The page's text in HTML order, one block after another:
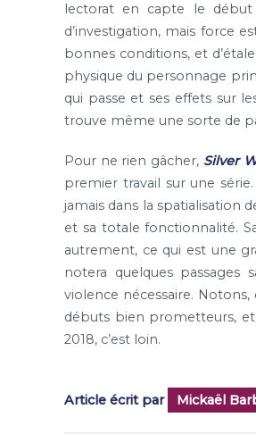
lectorat en capte le
d’investigation, mais force
bonnes conditions, et
physique du personnage
qui passe et ses effets sur
trouve même une sorte de
Pour ne rien gâcher, Silver
premier travail sur une
jamais dans la spatialisation
et sa totale fonctionnalité.
autrement, ce qui est une
notera quelques
violence nécessaire.
débuts bien prometteurs,
2018, c’est loin.
Article écrit par Mickaël